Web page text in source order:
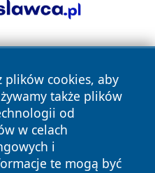
plików cookies, aby
także plików
od
w celach
i
te mogą być
Wszystkie prawa